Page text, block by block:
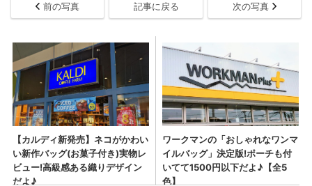
前の写真 記事に戻る 次の写真